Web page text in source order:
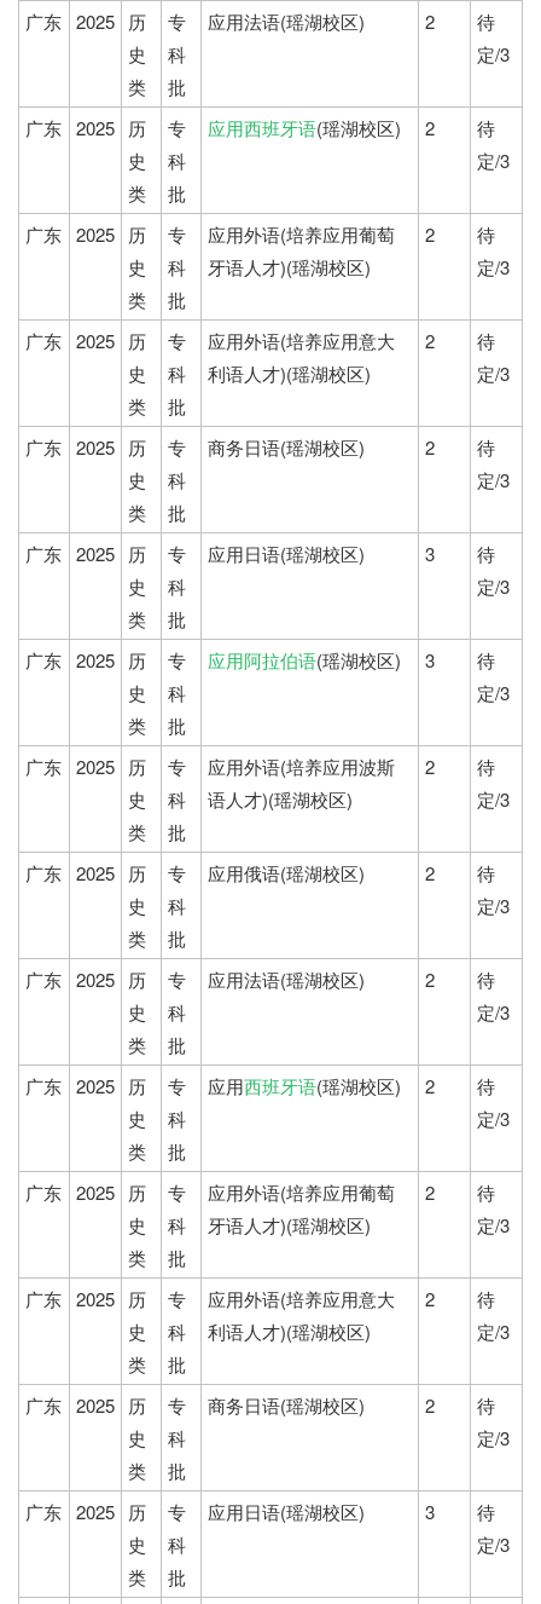
广东 2025 历
史
类
专
科
批
应用法语(瑶湖校区) 2
待
定/3
广东 2025 历
史
类
专
科
批
应用西班牙语(瑶湖校区) 2
待
定/3
广东 2025 历
史
类
专
科
批
应用外语(培养应用葡萄
牙语人才)(瑶湖校区)
2
待
定/3
广东 2025 历
史
类
专
科
批
应用外语(培养应用意大
利语人才)(瑶湖校区)
2
待
定/3
广东 2025 历
史
类
专
科
批
商务日语(瑶湖校区) 2
待
定/3
广东 2025 历
史
类
专
科
批
应用日语(瑶湖校区) 3
待
定/3
广东 2025 历
史
类
专
科
批
应用阿拉伯语(瑶湖校区) 3
待
定/3
广东 2025 历
史
类
专
科
批
应用外语(培养应用波斯
语人才)(瑶湖校区)
2
待
定/3
广东 2025 历
史
类
专
科
批
应用俄语(瑶湖校区) 2
待
定/3
广东 2025 历
史
类
专
科
批
应用法语(瑶湖校区) 2
待
定/3
广东 2025 历
史
类
专
科
批
应用西班牙语(瑶湖校区) 2
待
定/3
广东 2025 历
史
类
专
科
批
应用外语(培养应用葡萄
牙语人才)(瑶湖校区)
2
待
定/3
广东 2025 历
史
类
专
科
批
应用外语(培养应用意大
利语人才)(瑶湖校区)
2
待
定/3
广东 2025 历
史
类
专
科
批
商务日语(瑶湖校区) 2
待
定/3
广东 2025 历
史
类
专
科
批
应用日语(瑶湖校区) 3
待
定/3